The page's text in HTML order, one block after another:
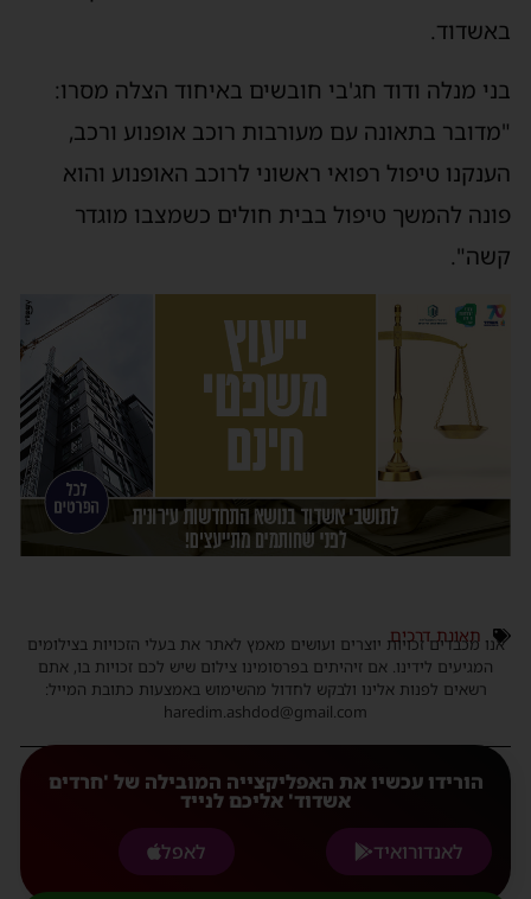
באשדוד.
בני מנלה ודוד חג'בי חובשים באיחוד הצלה מסרו:
"מדובר בתאונה עם מעורבות רוכב אופנוע ורכב,
הענקנו טיפול רפואי ראשוני לרוכב האופנוע והוא
פונה להמשך טיפול בבית חולים כשמצבו מוגדר
קשה".
תאונת דרכים
אנו מכבדים זכויות יוצרים ועושים מאמץ לאתר את בעלי הזכויות בצילומים
המגיעים לידינו. אם זיהיתים בפרסומינו צילום שיש לכם זכויות בו, אתם
רשאים לפנות אלינו ולבקש לחדול מהשימוש באמצעות כתובת המייל:
haredim.ashdod@gmail.com
הורידו עכשיו את האפליקצייה המובילה של 'חרדים
אשדוד' אליכם לנייד
לאנדורואיד
לאפל